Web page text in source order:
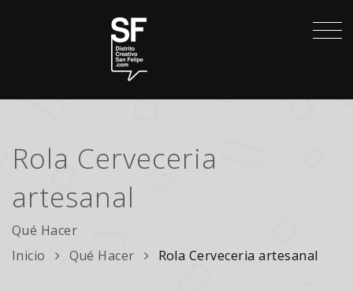
Rola Cerveceria
artesanal
Qué Hacer
Inicio
Qué Hacer Rola Cerveceria artesanal